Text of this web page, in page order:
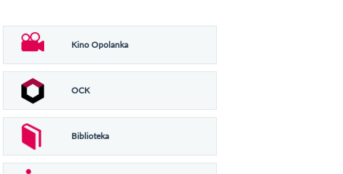
Kino Opolanka
OCK
Biblioteka